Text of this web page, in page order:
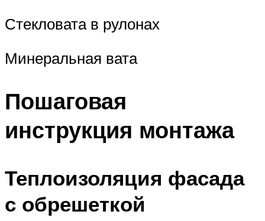
Стекловата в рулонах
Минеральная вата
Пошаговая
инструкция монтажа
Теплоизоляция фасада
с обрешеткой